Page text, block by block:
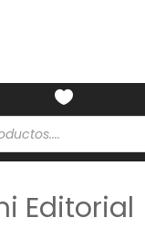

Editorial